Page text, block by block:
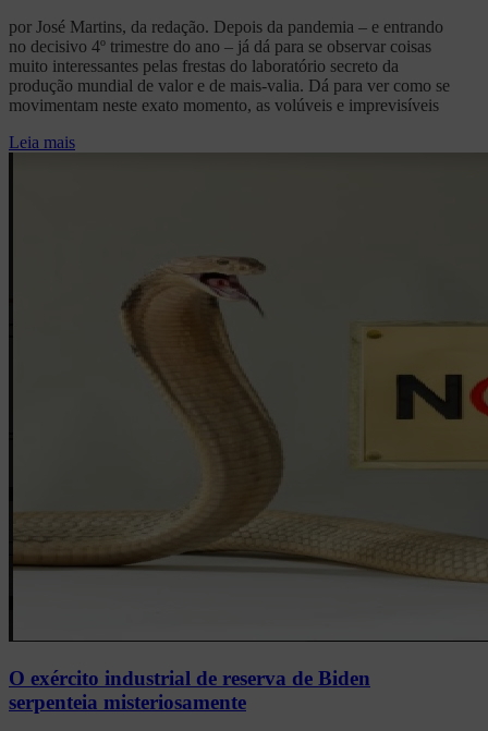
por José Martins, da redação. Depois da pandemia – e entrando
no decisivo 4º trimestre do ano – já dá para se observar coisas
muito interessantes pelas frestas do laboratório secreto da
produção mundial de valor e de mais-valia. Dá para ver como se
movimentam neste exato momento, as volúveis e imprevisíveis
Leia mais
O exército industrial de reserva de Biden
serpenteia misteriosamente